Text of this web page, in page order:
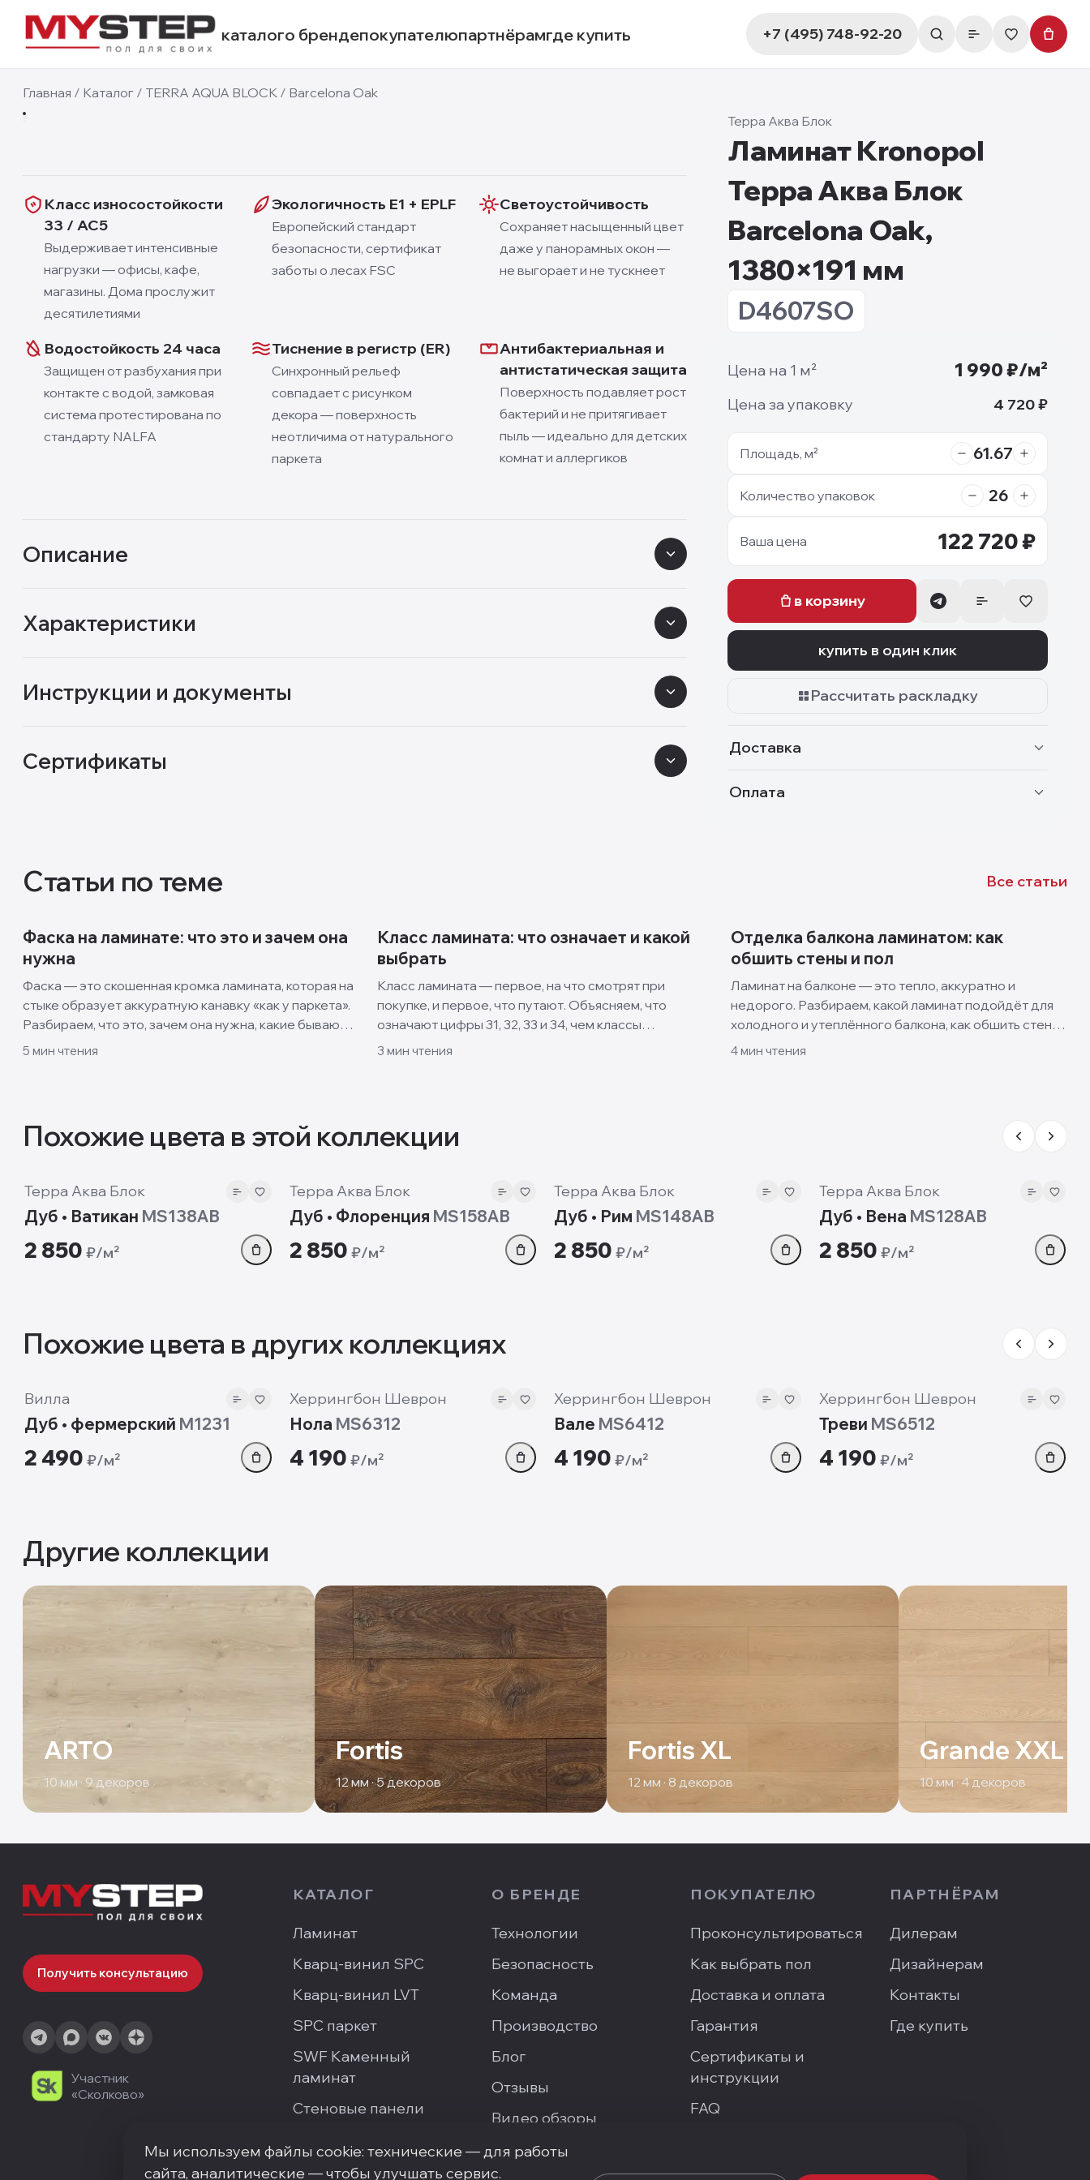
каталого брендепокупателюпартнёрамгде купить +7 (495) 748-92-20
Главная / Каталог / TERRA AQUA BLOCK / Barcelona Oak
Терра Аква Блок
Ламинат Kronopol
Терра Аква Блок
Barcelona Oak,
1380×191 мм
D4607SO
Цена на 1 м² 1 990₽/м²
Цена за упаковку 4 720₽
Площадь, м² 61.67
Количество упаковок 26
Ваша цена 122 720₽
в корзину
купить в один клик
Рассчитать раскладку
Доставка
Оплата
Класс износостойкости
33 / AC5
Выдерживает интенсивные
нагрузки — офисы, кафе,
магазины. Дома прослужит
десятилетиями
Экологичность E1 + EPLF
Европейский стандарт
безопасности, сертификат
заботы о лесах FSC
Светоустойчивость
Сохраняет насыщенный цвет
даже у панорамных окон —
не выгорает и не тускнеет
Водостойкость 24 часа
Защищен от разбухания при
контакте с водой, замковая
система протестирована по
стандарту NALFA
Тиснение в регистр (ER)
Синхронный рельеф
совпадает с рисунком
декора — поверхность
неотличима от натурального
паркета
Антибактериальная и
антистатическая защита
Поверхность подавляет рост
бактерий и не притягивает
пыль — идеально для детских
комнат и аллергиков
Описание
Характеристики
Инструкции и документы
Сертификаты
Статьи по теме Все статьи
Фаска на ламинате: что это и зачем она
нужна
Фаска — это скошенная кромка ламината, которая на
стыке образует аккуратную канавку «как у паркета».
Разбираем, что это, зачем она нужна, какие бывают
виды и когда лучше взять ламинат без фаски.
5 мин чтения
Класс ламината: что означает и какой
выбрать
Класс ламината — первое, на что смотрят при
покупке, и первое, что путают. Объясняем, что
означают цифры 31, 32, 33 и 34, чем классы
отличаются и какой выбрать для квартиры, кухни и
3 мин чтения
Отделка балкона ламинатом: как
обшить стены и пол
Ламинат на балконе — это тепло, аккуратно и
недорого. Разбираем, какой ламинат подойдёт для
холодного и утеплённого балкона, как обшить стены
и пол своими руками и какие решения смотрятся
4мин чтения
Похожие цвета в этой коллекции
8 мм
Терра Аква Блок
Дуб • Ватикан MS138AB
2 850 ₽/м²
8 мм
Терра Аква Блок
Дуб • Флоренция MS158AB
2 850 ₽/м²
Терра Аква Блок
Дуб • Рим MS148AB
2 850 ₽/м²
Терра Аква Блок
Дуб • Вена MS128AB
2 850 ₽/м²
Похожие цвета в других коллекциях
12mm
Вилла
Дуб • фермерский M1231
2 490 ₽/м²
12 мм
Херрингбон Шеврон
Нола MS6312
4 190 ₽/м²
Херрингбон Шеврон
Вале MS6412
4 190 ₽/м²
Херрингбон Шеврон
Треви MS6512
4 190 ₽/м²
Другие коллекции
ARTO
10 мм · 9 декоров
Fortis
12мм ·5декоров
Fortis XL
12 мм · 8 декоров
Grande XXL
10 мм · 4декоров
Получить консультацию
Участник
«Сколково»
КАТАЛОГ
Ламинат
Кварц-винил SPC
Кварц-винил LVT
SPC паркет
SWF Каменный
ламинат
Стеновые панели
О БРЕНДЕ
Технологии
Безопасность
Команда
Производство
Блог
Отзывы
Видео обзоры
Галерея проектов
ПОКУПАТЕЛЮ
Проконсультироваться
Как выбрать пол
Доставка и оплата
Гарантия
Сертификаты и
инструкции
FAQ
ПАРТНЁРАМ
Дилерам
Дизайнерам
Контакты
Где купить
Мы используем файлы cookie: технические — для работы
сайта, аналитические — чтобы улучшать сервис.